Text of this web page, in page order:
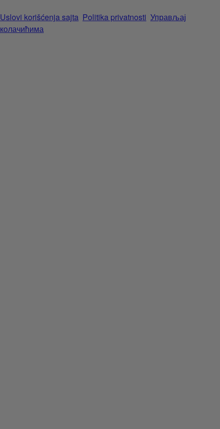
Uslovi korišćenja sajta Politika privatnosti Управљај
колачићима